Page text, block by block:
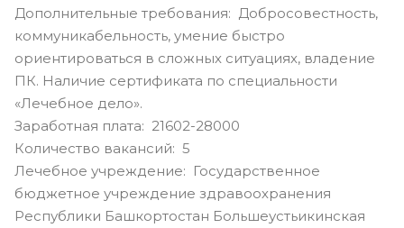
Дополнительные требования: Добросовестность,
коммуникабельность, умение быстро
ориентироваться в сложных ситуациях, владение
ПК. Наличие сертификата по специальности
«Лечебное дело».
Заработная плата: 21602-28000
Количество вакансий: 5
Лечебное учреждение: Государственное
бюджетное учреждение здравоохранения
Республики Башкортостан Большеустьикинская